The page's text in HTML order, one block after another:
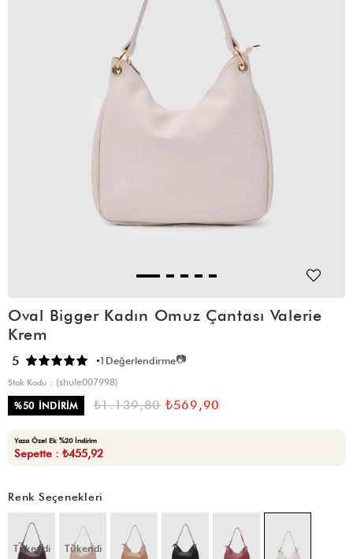
Oval Bigger Kadın Omuz Çantası Valerie
Krem
5 1 Değerlendirme📷
Stok Kodu
(shule007998)
%50 İNDIRIM ₺1.139,80 ₺569,90
Yaza Özel Ek %20 İndirim
Sepette : ₺455,92
Renk Seçenekleri
Tükendi Tükendi